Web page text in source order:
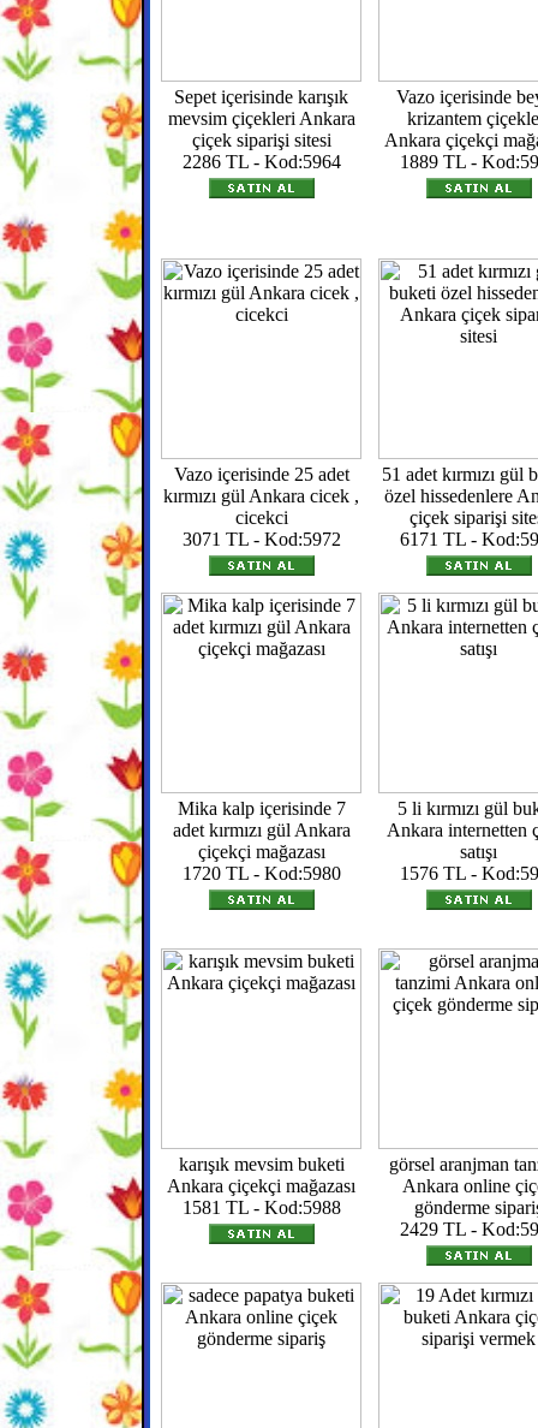
Sepet içerisinde karışık
mevsim çiçekleri Ankara
çiçek siparişi sitesi
2286 TL - Kod:5964
Vazo içerisinde
krizantem
Ankara çiçekçi
1889 TL -
Vazo içerisinde 25 adet
kırmızı gül Ankara cicek ,
cicekci
3071 TL - Kod:5972
51 adet kırmızı gül
özel hissedenlere
çiçek siparişi
6171 TL -
Mika kalp içerisinde 7
adet kırmızı gül Ankara
çiçekçi mağazası
1720 TL - Kod:5980
5 li kırmızı gül
Ankara internetten
satışı
1576 TL -
karışık mevsim buketi
Ankara çiçekçi mağazası
1581 TL - Kod:5988
görsel aranjman
Ankara online
gönderme
2429 TL -